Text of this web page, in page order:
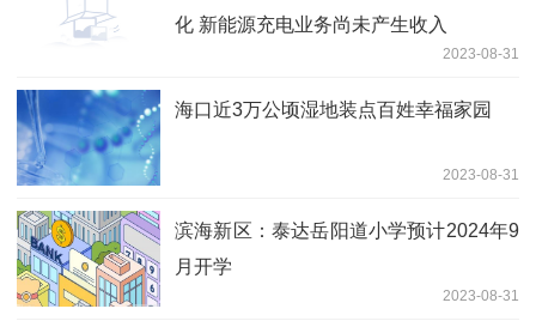
化 新能源充电业务尚未产生收入
2023-08-31
海口近3万公顷湿地装点百姓幸福家园
2023-08-31
滨海新区：泰达岳阳道小学预计2024年9
月开学
2023-08-31